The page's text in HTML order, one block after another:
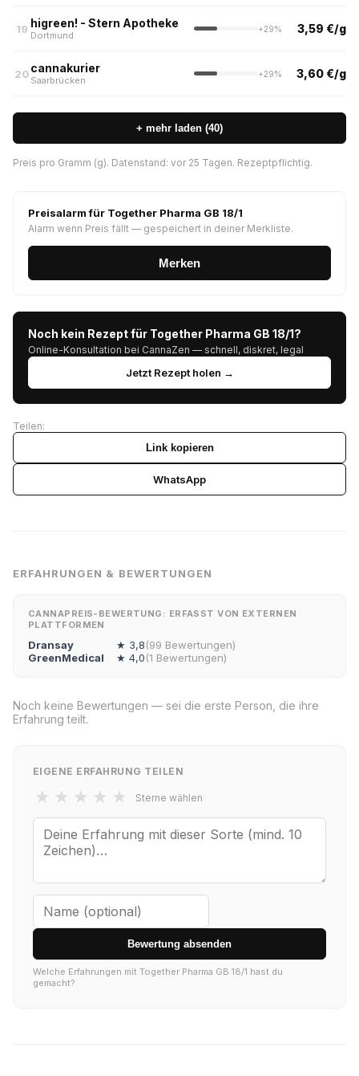
19 higreen! - Stern Apotheke
Dortmund
+29% 3,59 €/g
20cannakurier
Saarbrücken
+29% 3,60 €/g
+ mehr laden (40)
Preis pro Gramm (g). Datenstand: vor 25 Tagen. Rezeptpflichtig.
Preisalarm für Together Pharma GB 18/1
Alarm wenn Preis fällt — gespeichert in deiner Merkliste.
Merken
Noch kein Rezept für Together Pharma GB 18/1?
Online-Konsultation bei CannaZen — schnell, diskret, legal
Jetzt Rezept holen →
Teilen:
Link kopieren
WhatsApp
ERFAHRUNGEN & BEWERTUNGEN
CANNAPREIS-BEWERTUNG: ERFASST VON EXTERNEN
PLATTFORMEN
Dransay ★ 3,8(99 Bewertungen)
GreenMedical
★ 4,0(1 Bewertungen)
Noch keine Bewertungen — sei die erste Person, die ihre
Erfahrung teilt.
EIGENE ERFAHRUNG TEILEN
★ ★ ★ ★ ★ Sterne wählen
Bewertung absenden
Welche Erfahrungen mit Together Pharma GB 18/1 hast du
gemacht?